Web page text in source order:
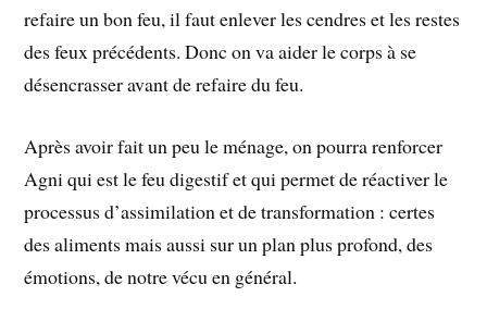
refaire un bon feu, il faut enlever les cendres et les restes
des feux précédents. Donc on va aider le corps à se
désencrasser avant de refaire du feu.
Après avoir fait un peu le ménage, on pourra renforcer
Agni qui est le feu digestif et qui permet de réactiver le
processus d’assimilation et de transformation : certes
des aliments mais aussi sur un plan plus profond, des
émotions, de notre vécu en général.